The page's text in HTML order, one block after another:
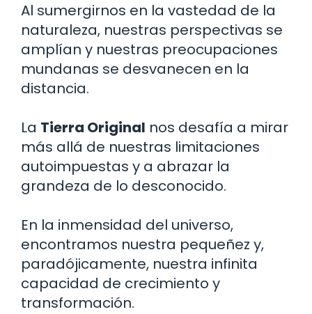
Al sumergirnos en la vastedad de la
naturaleza, nuestras perspectivas se
amplían y nuestras preocupaciones
mundanas se desvanecen en la
distancia.
La Tierra Original nos desafía a mirar
más allá de nuestras limitaciones
autoimpuestas y a abrazar la
grandeza de lo desconocido.
En la inmensidad del universo,
encontramos nuestra pequeñez y,
paradójicamente, nuestra infinita
capacidad de crecimiento y
transformación.